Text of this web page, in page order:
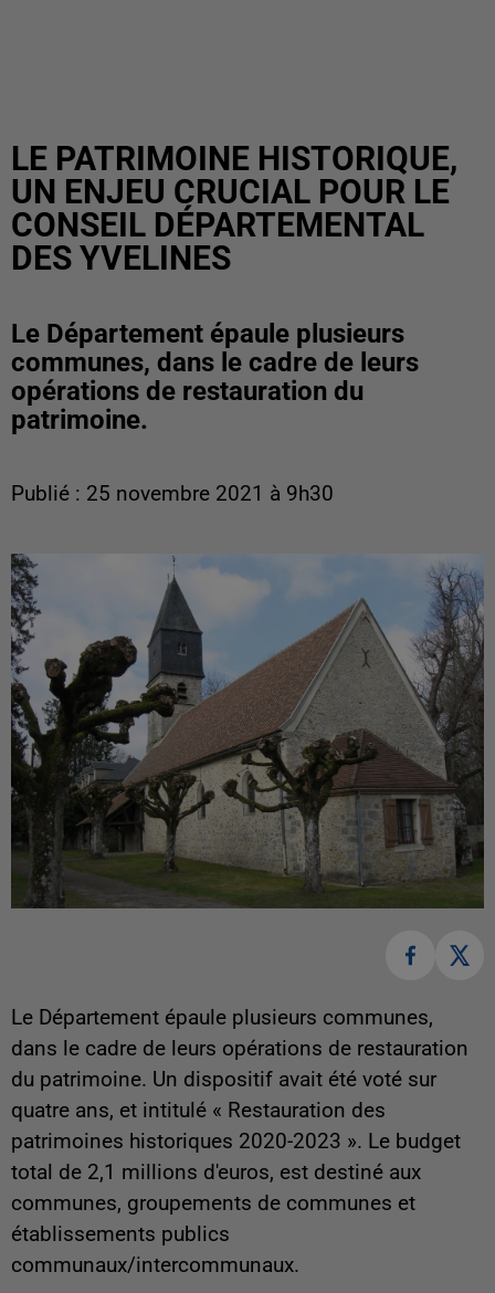
LE PATRIMOINE HISTORIQUE,
UN ENJEU CRUCIAL POUR LE
CONSEIL DÉPARTEMENTAL
DES YVELINES
Le Département épaule plusieurs
communes, dans le cadre de leurs
opérations de restauration du
patrimoine.
Publié : 25 novembre 2021 à 9h30
Le Département épaule plusieurs communes,
dans le cadre de leurs opérations de restauration
du patrimoine. Un dispositif avait été voté sur
quatre ans, et intitulé « Restauration des
patrimoines historiques 2020-2023 ». Le budget
total de 2,1 millions d'euros, est destiné aux
communes, groupements de communes et
établissements publics
communaux/intercommunaux.